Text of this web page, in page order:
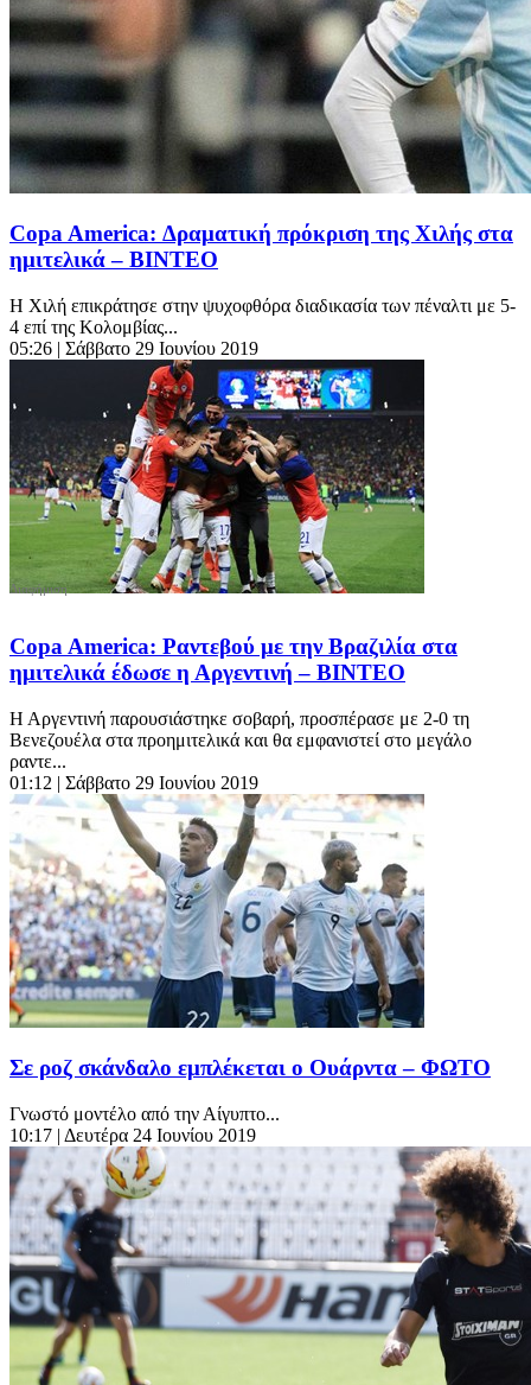
Copa America: Δραματική πρόκριση της Χιλής στα
ημιτελικά – ΒΙΝΤΕΟ
Η Χιλή επικράτησε στην ψυχοφθόρα διαδικασία των πέναλτι με 5-
4 επί της Κολομβίας...
05:26 | Σάββατο 29 Ιουνίου 2019
Copa America: Ραντεβού με την Βραζιλία στα
ημιτελικά έδωσε η Αργεντινή – ΒΙΝΤΕΟ
Η Αργεντινή παρουσιάστηκε σοβαρή, προσπέρασε με 2-0 τη
Βενεζουέλα στα προημιτελικά και θα εμφανιστεί στο μεγάλο
ραντε...
01:12 | Σάββατο 29 Ιουνίου 2019
Σε ροζ σκάνδαλο εμπλέκεται ο Ουάρντα – ΦΩΤΟ
Γνωστό μοντέλο από την Αίγυπτο...
10:17 | Δευτέρα 24 Ιουνίου 2019